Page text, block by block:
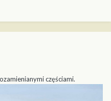
częściami.